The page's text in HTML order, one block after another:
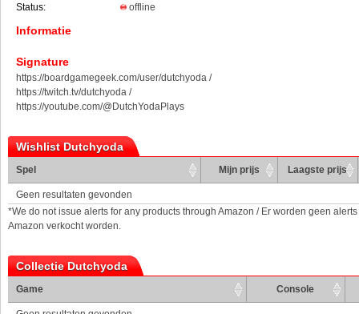
Status:
offline
Informatie
Signature
https://boardgamegeek.com/user/dutchyoda /
https://twitch.tv/dutchyoda /
https://youtube.com/@DutchYodaPlays
Wishlist Dutchyoda
Spel Mijn prijs Laagste prijs
Geen resultaten gevonden
*We do not issue alerts for any products through Amazon / Er worden geen
Amazon verkocht worden.
Collectie Dutchyoda
Game Console